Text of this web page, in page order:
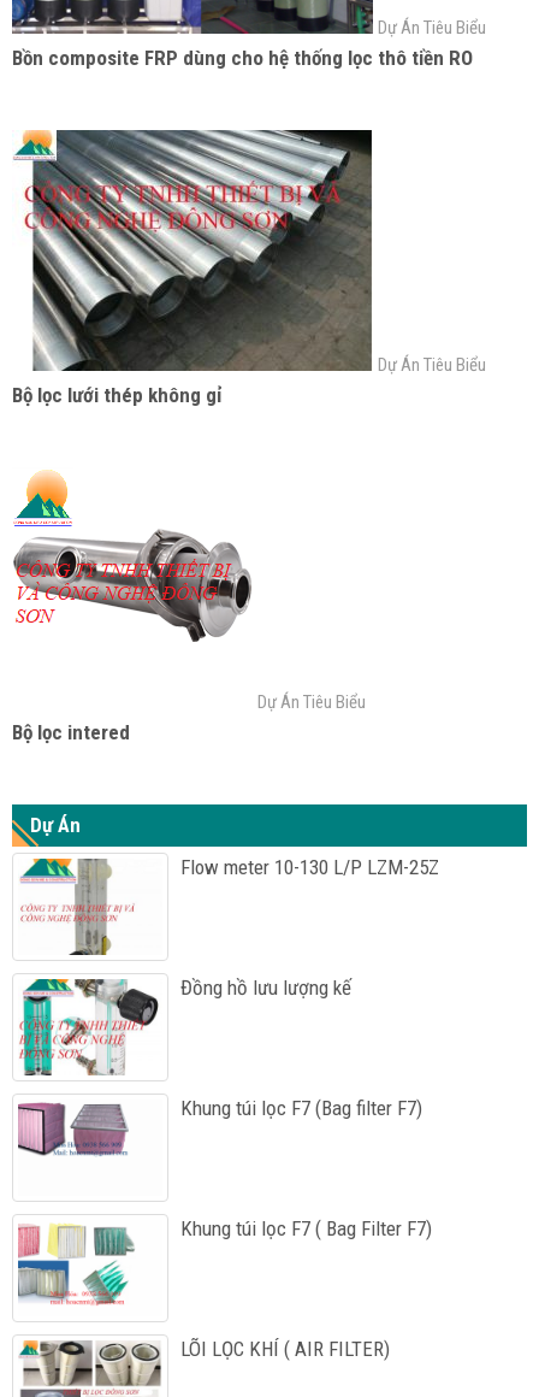
Dự Án Tiêu Biểu
Bồn composite FRP dùng cho hệ thống lọc thô tiền RO
Dự Án Tiêu Biểu
Bộ lọc lưới thép không gỉ
Dự Án Tiêu Biểu
Bộ lọc intered
Dự Án
Flow meter 10-130 L/P LZM-25Z
Đồng hồ lưu lượng kế
Khung túi lọc F7 (Bag filter F7)
Khung túi lọc F7 ( Bag Filter F7)
LÕI LỌC KHÍ ( AIR FILTER)